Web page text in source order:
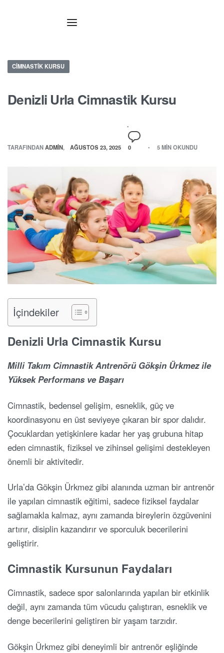
CIMNASTIK KURSU
Denizli Urla Cimnastik Kursu
TARAFINDANADMIN AĞUSTOS 23, 2025 0 5 MIN OKUNDU
İçindekiler
Denizli Urla Cimnastik Kursu
Milli Takım Cimnastik Antrenörü Gökşin Ürkmez ile
Yüksek Performans ve Başarı
Cimnastik, bedensel gelişim, esneklik, güç ve
koordinasyonu en üst seviyeye çıkaran bir spor dalıdır.
Çocuklardan yetişkinlere kadar her yaş grubuna hitap
eden cimnastik, fiziksel ve zihinsel gelişimi destekleyen
önemli bir aktivitedir.
Urla’da Gökşin Ürkmez gibi alanında uzman bir antrenör
ile yapılan cimnastik eğitimi, sadece fiziksel faydalar
sağlamakla kalmaz, aynı zamanda bireylerin özgüvenini
artırır, disiplin kazandırır ve sporculuk becerilerini
geliştirir.
Cimnastik Kursunun Faydaları
Cimnastik, sadece spor salonlarında yapılan bir etkinlik
değil, aynı zamanda tüm vücudu çalıştıran, esneklik ve
denge becerilerini geliştiren bir yaşam tarzıdır.
Gökşin Ürkmez gibi deneyimli bir antrenör eşliğinde